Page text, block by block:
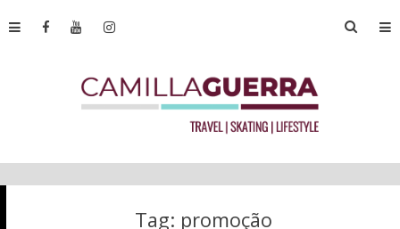
Tag: promoção